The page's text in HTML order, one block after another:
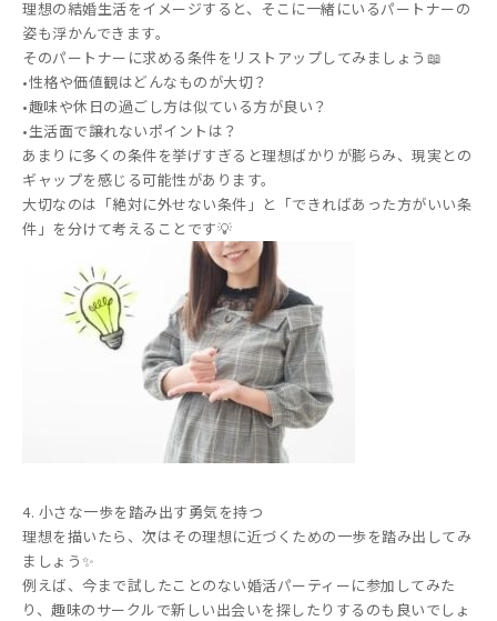
理想の結婚生活をイメージすると、そこに一緒にいるパートナーの
姿も浮かんできます。
そのパートナーに求める条件をリストアップしてみましょう📖
•性格や価値観はどんなものが大切？
•趣味や休日の過ごし方は似ている方が良い？
•生活面で譲れないポイントは？
あまりに多くの条件を挙げすぎると理想ばかりが膨らみ、現実との
ギャップを感じる可能性があります。
大切なのは「絶対に外せない条件」と「できればあった方がいい条
件」を分けて考えることです💡
4. 小さな一歩を踏み出す勇気を持つ
理想を描いたら、次はその理想に近づくための一歩を踏み出してみ
ましょう✨
例えば、今まで試したことのない婚活パーティーに参加してみた
り、趣味のサークルで新しい出会いを探したりするのも良いでしょ